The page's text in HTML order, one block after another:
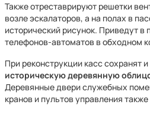
Также отреставрируют решетки
возле эскалаторов, а на полах в
исторический рисунок. Приведут в
телефонов-автоматов в обходном
При реконструкции касс сохранят
историческую деревянную
Деревянные двери служебных
кранов и пультов управления